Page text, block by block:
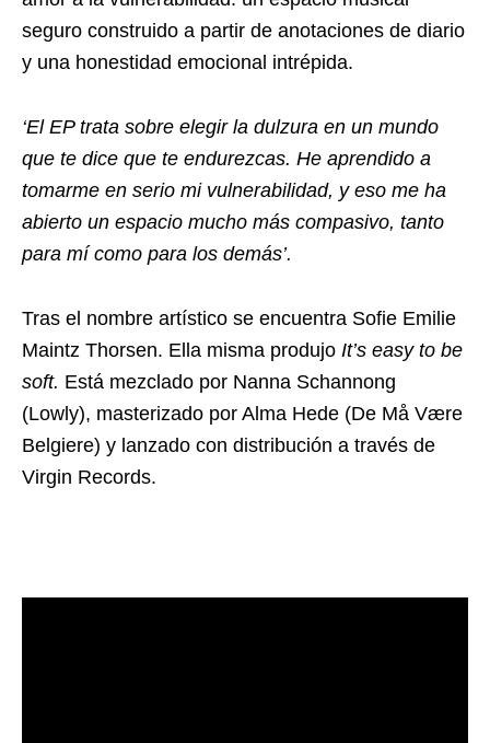
seguro construido a partir de anotaciones de diario
y una honestidad emocional intrépida.
‘El EP trata sobre elegir la dulzura en un mundo
que te dice que te endurezcas. He aprendido a
tomarme en serio mi vulnerabilidad, y eso me ha
abierto un espacio mucho más compasivo, tanto
para mí como para los demás’.
Tras el nombre artístico se encuentra Sofie Emilie
Maintz Thorsen. Ella misma produjo It’s easy to be
soft. Está mezclado por Nanna Schannong
(Lowly), masterizado por Alma Hede (De Må Være
Belgiere) y lanzado con distribución a través de
Virgin Records.